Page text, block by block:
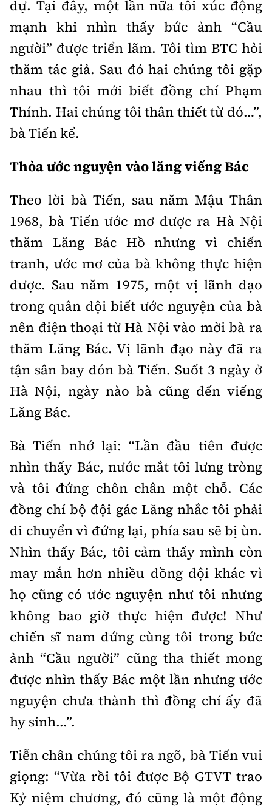
dự. Tại đây, một lần nữa tôi xúc động
mạnh khi nhìn thấy bức ảnh “Cầu
người” được triển lãm. Tôi tìm BTC hỏi
thăm tác giả. Sau đó hai chúng tôi gặp
nhau thì tôi mới biết đồng chí Phạm
Thính. Hai chúng tôi thân thiết từ đó…”,
bà Tiến kể.
Thỏa ước nguyện vào lăng viếng Bác
Theo lời bà Tiến, sau năm Mậu Thân
1968, bà Tiến ước mơ được ra Hà Nội
thăm Lăng Bác Hồ nhưng vì chiến
tranh, ước mơ của bà không thực hiện
được. Sau năm 1975, một vị lãnh đạo
trong quân đội biết ước nguyện của bà
nên điện thoại từ Hà Nội vào mời bà ra
thăm Lăng Bác. Vị lãnh đạo này đã ra
tận sân bay đón bà Tiến. Suốt 3 ngày ở
Hà Nội, ngày nào bà cũng đến viếng
Lăng Bác.
Bà Tiến nhớ lại: “Lần đầu tiên được
nhìn thấy Bác, nước mắt tôi lưng tròng
và tôi đứng chôn chân một chỗ. Các
đồng chí bộ đội gác Lăng nhắc tôi phải
di chuyển vì đứng lại, phía sau sẽ bị ùn.
Nhìn thấy Bác, tôi cảm thấy mình còn
may mắn hơn nhiều đồng đội khác vì
họ cũng có ước nguyện như tôi nhưng
không bao giờ thực hiện được! Như
chiến sĩ nam đứng cùng tôi trong bức
ảnh “Cầu người” cũng tha thiết mong
được nhìn thấy Bác một lần nhưng ước
nguyện chưa thành thì đồng chí ấy đã
hy sinh...”.
Tiễn chân chúng tôi ra ngõ, bà Tiến vui
giọng: “Vừa rồi tôi được Bộ GTVT trao
Kỷ niệm chương, đó cũng là một động